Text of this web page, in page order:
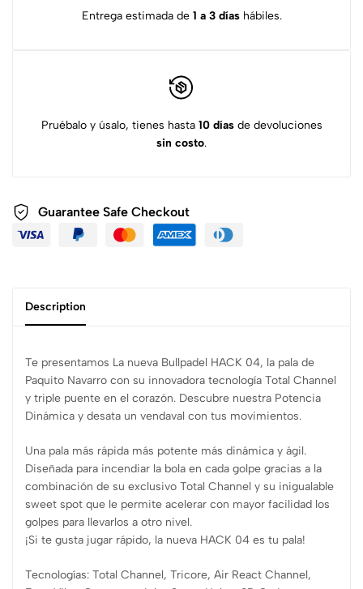
Entrega estimada de 1 a 3 díashábiles.
Pruébalo y úsalo, tienes hasta 10 díasde devoluciones
sin costo.
Guarantee Safe Checkout
Description
Te presentamos La nueva Bullpadel HACK 04, la pala de
Paquito Navarro con su innovadora tecnología Total Channel
y triple puente en el corazón. Descubre nuestra Potencia
Dinámica y desata un vendaval con tus movimientos.
Una pala más rápida más potente más dinámica y ágil.
Diseñada para incendiar la bola en cada golpe gracias a la
combinación de su exclusivo Total Channel y su inigualable
sweet spot que le permite acelerar con mayor facilidad los
golpes para llevarlos a otro nivel.
¡Si te gusta jugar rápido, la nueva HACK 04 es tu pala!
Tecnologías: Total Channel, Tricore, Air React Channel,